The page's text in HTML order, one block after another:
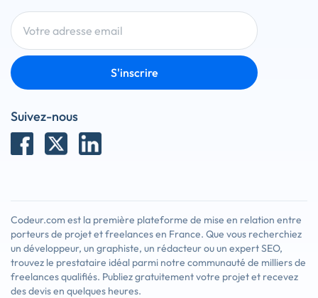
S'inscrire
Suivez-nous
Codeur.com est la première plateforme de mise en relation entre
porteurs de projet et freelances en France. Que vous recherchiez
un développeur, un graphiste, un rédacteur ou un expert SEO,
trouvez le prestataire idéal parmi notre communauté de milliers de
freelances qualifiés. Publiez gratuitement votre projet et recevez
des devis en quelques heures.